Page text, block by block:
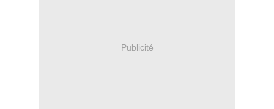
Publicité